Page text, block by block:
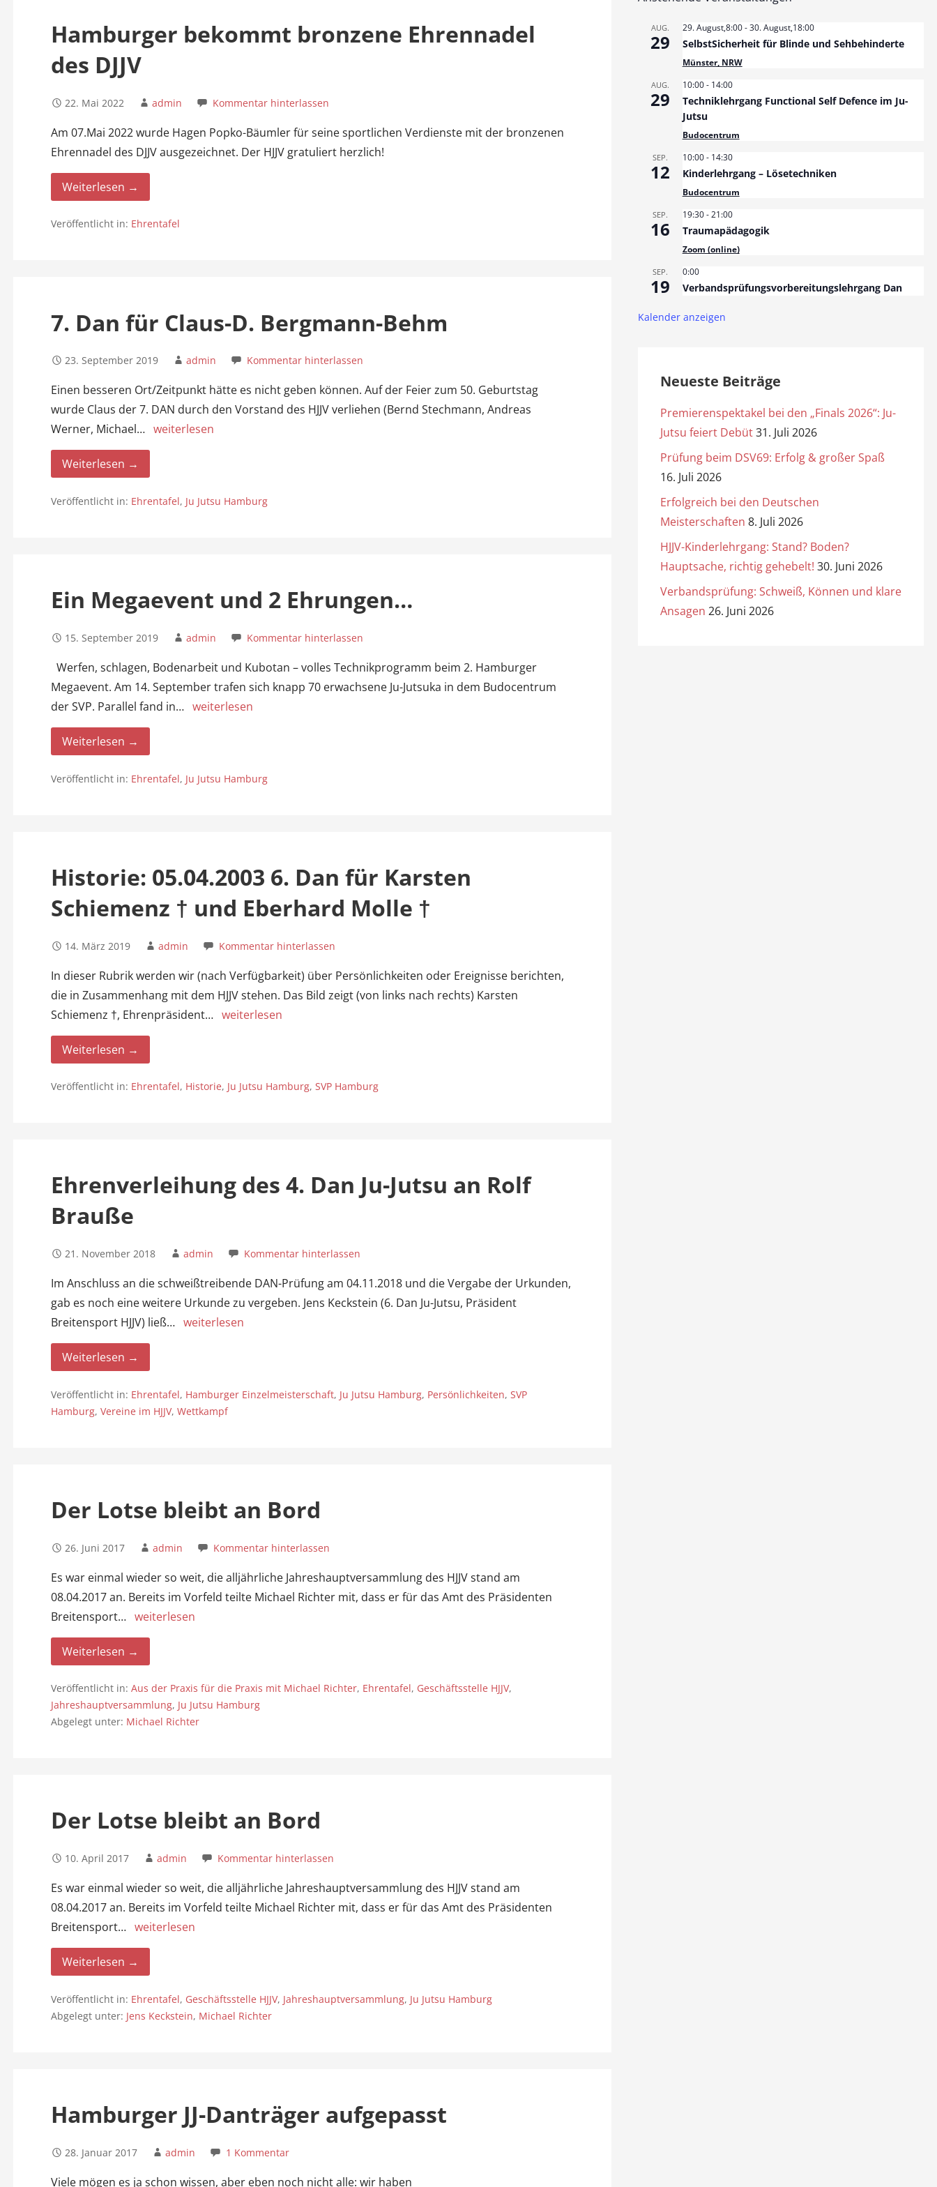
Hamburger bekommt bronzene Ehrennadel
des DJJV
22. Mai 2022 admin Kommentar hinterlassen
Am 07.Mai 2022 wurde Hagen Popko-Bäumler für seine sportlichen Verdienste mit der bronzenen
Ehrennadel des DJJV ausgezeichnet. Der HJJV gratuliert herzlich!
Weiterlesen →
Veröffentlicht in: Ehrentafel
7. Dan für Claus-D. Bergmann-Behm
23. September 2019 admin Kommentar hinterlassen
Einen besseren Ort/Zeitpunkt hätte es nicht geben können. Auf der Feier zum 50. Geburtstag
wurde Claus der 7. DAN durch den Vorstand des HJJV verliehen (Bernd Stechmann, Andreas
Werner, Michael… weiterlesen
Weiterlesen →
Veröffentlicht in: Ehrentafel, Ju Jutsu Hamburg
Ein Megaevent und 2 Ehrungen…
15. September 2019 admin Kommentar hinterlassen
Werfen, schlagen, Bodenarbeit und Kubotan – volles Technikprogramm beim 2. Hamburger
Megaevent. Am 14. September trafen sich knapp 70 erwachsene Ju-Jutsuka in dem Budocentrum
der SVP. Parallel fand in… weiterlesen
Weiterlesen →
Veröffentlicht in: Ehrentafel, Ju Jutsu Hamburg
Historie: 05.04.2003 6. Dan für Karsten
Schiemenz † und Eberhard Molle †
14. März 2019 admin Kommentar hinterlassen
In dieser Rubrik werden wir (nach Verfügbarkeit) über Persönlichkeiten oder Ereignisse berichten,
die in Zusammenhang mit dem HJJV stehen. Das Bild zeigt (von links nach rechts) Karsten
Schiemenz †, Ehrenpräsident… weiterlesen
Weiterlesen →
Veröffentlicht in: Ehrentafel, Historie, Ju Jutsu Hamburg, SVP Hamburg
Ehrenverleihung des 4. Dan Ju-Jutsu an Rolf
Brauße
21. November 2018 admin Kommentar hinterlassen
Im Anschluss an die schweißtreibende DAN-Prüfung am 04.11.2018 und die Vergabe der Urkunden,
gab es noch eine weitere Urkunde zu vergeben. Jens Keckstein (6. Dan Ju-Jutsu, Präsident
Breitensport HJJV) ließ… weiterlesen
Weiterlesen →
Veröffentlicht in: Ehrentafel, Hamburger Einzelmeisterschaft, Ju Jutsu Hamburg, Persönlichkeiten, SVP
Hamburg, Vereine im HJJV, Wettkampf
Der Lotse bleibt an Bord
26. Juni 2017 admin Kommentar hinterlassen
Es war einmal wieder so weit, die alljährliche Jahreshauptversammlung des HJJV stand am
08.04.2017 an. Bereits im Vorfeld teilte Michael Richter mit, dass er für das Amt des Präsidenten
Breitensport… weiterlesen
Weiterlesen →
Veröffentlicht in: Aus der Praxis für die Praxis mit Michael Richter, Ehrentafel, Geschäftsstelle HJJV,
Jahreshauptversammlung, Ju Jutsu Hamburg
Abgelegt unter: Michael Richter
Der Lotse bleibt an Bord
10. April 2017 admin Kommentar hinterlassen
Es war einmal wieder so weit, die alljährliche Jahreshauptversammlung des HJJV stand am
08.04.2017 an. Bereits im Vorfeld teilte Michael Richter mit, dass er für das Amt des Präsidenten
Breitensport… weiterlesen
Weiterlesen →
Veröffentlicht in: Ehrentafel, Geschäftsstelle HJJV, Jahreshauptversammlung, Ju Jutsu Hamburg
Abgelegt unter: Jens Keckstein, Michael Richter
Hamburger JJ-Danträger aufgepasst
28. Januar 2017 admin 1 Kommentar
Viele mögen es ja schon wissen, aber eben noch nicht alle: wir haben
AUG.
29
29. August,8:00-30. August,18:00
SelbstSicherheit für Blinde und Sehbehinderte
Münster, NRW
AUG.
29
10:00- 14:00
Techniklehrgang Functional Self Defence im Ju-
Jutsu
Budocentrum
SEP.
12
10:00- 14:30
Kinderlehrgang – Lösetechniken
Budocentrum
SEP.
16
19:30-21:00
Traumapädagogik
Zoom (online)
SEP.
19
0:00
Verbandsprüfungsvorbereitungslehrgang Dan
Kalender anzeigen
Neueste Beiträge
Premierenspektakel bei den „Finals 2026“: Ju-
Jutsu feiert Debüt31. Juli 2026
Prüfung beim DSV69: Erfolg & großer Spaß
16. Juli 2026
Erfolgreich bei den Deutschen
Meisterschaften 8. Juli 2026
HJJV-Kinderlehrgang: Stand? Boden?
Hauptsache, richtig gehebelt! 30. Juni 2026
Verbandsprüfung: Schweiß, Können und klare
Ansagen 26. Juni 2026